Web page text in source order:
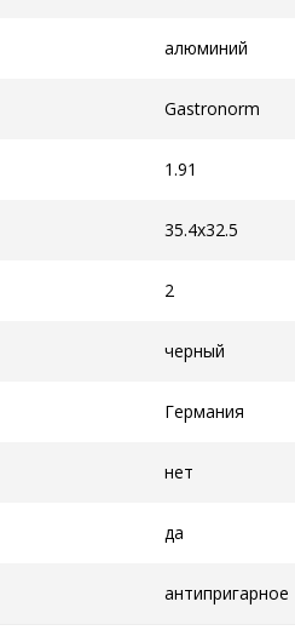
алюминий
Gastronorm
1.91
35.4x32.5
2
черный
Германия
нет
да
антипригарное